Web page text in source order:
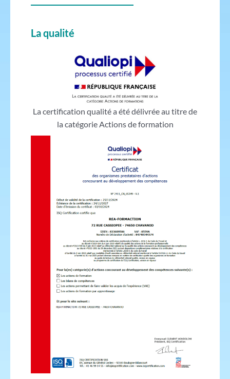
La qualité
La certification qualité a été délivrée au titre de
la catégorie Actions de formation